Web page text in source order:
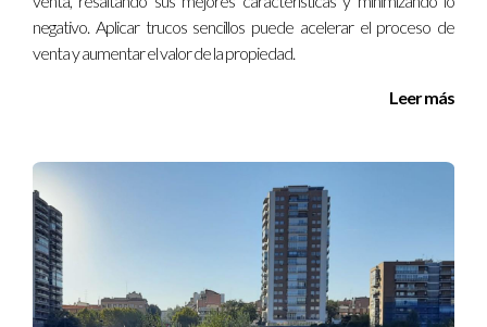
negativo. Aplicar trucos sencillos puede acelerar el proceso de
venta y aumentar el valor de la propiedad.
Leer más